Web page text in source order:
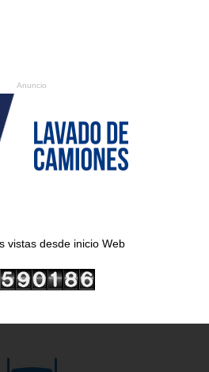
Anuncio
vistas desde inicio Web